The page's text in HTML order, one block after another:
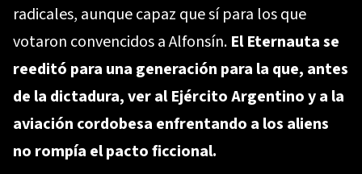
radicales, aunque capaz que sí para los que
votaron convencidos a Alfonsín. El Eternauta se
reeditó para una generación para la que, antes
de la dictadura, ver al Ejército Argentino y a la
aviación cordobesa enfrentando a los aliens
no rompía el pacto ficcional.